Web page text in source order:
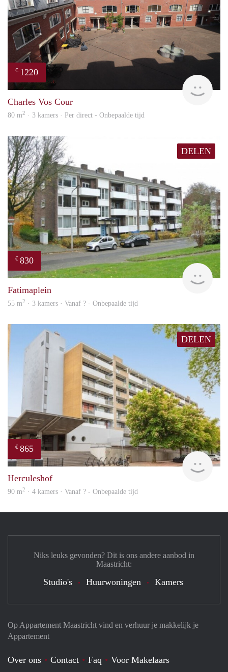
€ 1220
Charles Vos Cour
80 m2 · 3 kamers · Per direct - Onbepaalde tijd
DELEN
€ 830
Fatimaplein
55 m2 · 3 kamers · Vanaf ? - Onbepaalde tijd
DELEN
€ 865
Herculeshof
90 m2 · 4 kamers · Vanaf ? - Onbepaalde tijd
Op Appartement Maastricht vind en verhuur je makkelijk je
Appartement
Over ons Contact Faq Voor Makelaars
Niks leuks gevonden? Dit is ons andere aanbod in
Maastricht:
Studio's Huurwoningen Kamers